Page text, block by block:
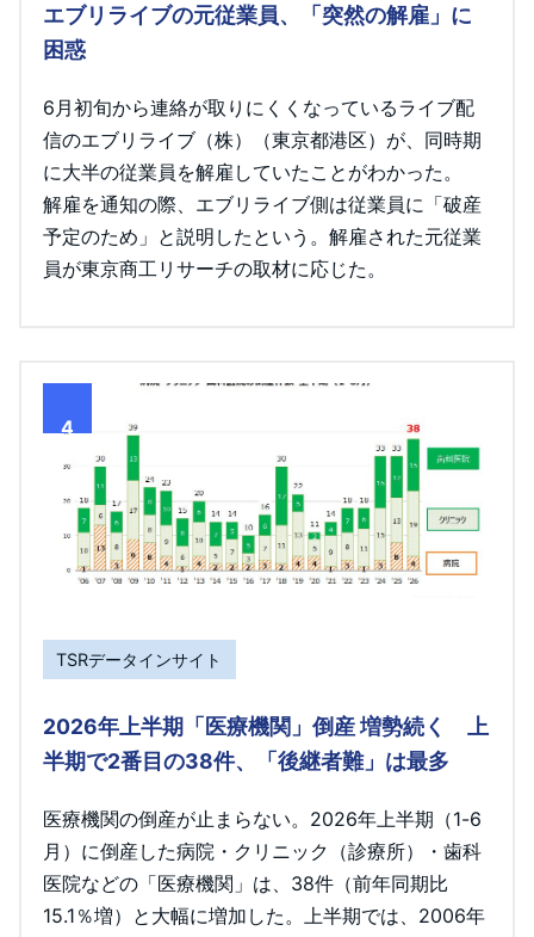
エブリライブの元従業員、「突然の解雇」に
困惑
6月初旬から連絡が取りにくくなっているライブ配
信のエブリライブ（株）（東京都港区）が、同時期
に大半の従業員を解雇していたことがわかった。
解雇を通知の際、エブリライブ側は従業員に「破産
予定のため」と説明したという。解雇された元従業
員が東京商工リサーチの取材に応じた。
4
TSRデータインサイト
2026年上半期「医療機関」倒産 増勢続く 上
半期で2番目の38件、「後継者難」は最多
医療機関の倒産が止まらない。2026年上半期（1-6
月）に倒産した病院・クリニック（診療所）・歯科
医院などの「医療機関」は、38件（前年同期比
15.1％増）と大幅に増加した。上半期では、2006年